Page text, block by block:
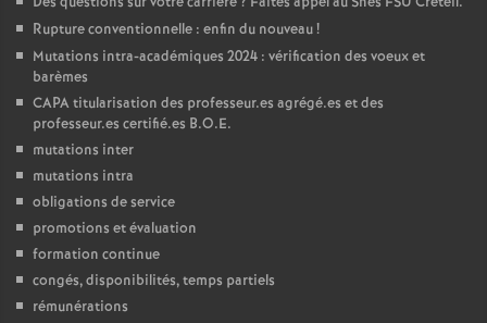
Rupture conventionnelle : enfin du nouveau!
Mutations intra-académiques 2024 : vérification des voeux et
barèmes
CAPAtitularisation des professeur.es agrégé.es et des
professeur.es certifié.es B.O.E.
mutations inter
mutations intra
obligations de service
promotions et évaluation
formation continue
congés, disponibilités, temps partiels
rémunérations